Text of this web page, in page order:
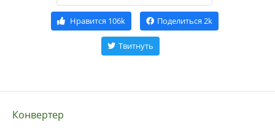
Нравится 106k Поделиться 2k
Твитнуть
Конвертер